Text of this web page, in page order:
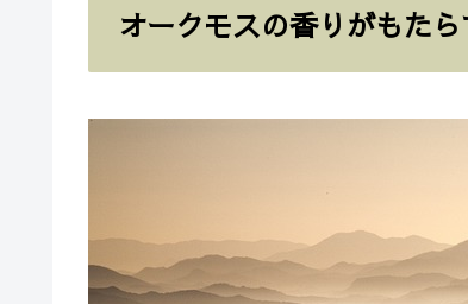
オークモスの香りがもた